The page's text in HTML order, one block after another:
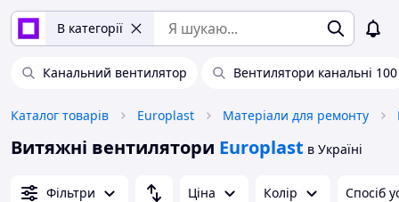
В категорії
Канальний вентилятор Вентилятори канальні 100
Каталог товарів Europlast Матеріали для ремонту
Витяжні вентилятори Europlast в Україні
Фільтри Ціна Колір Спосіб